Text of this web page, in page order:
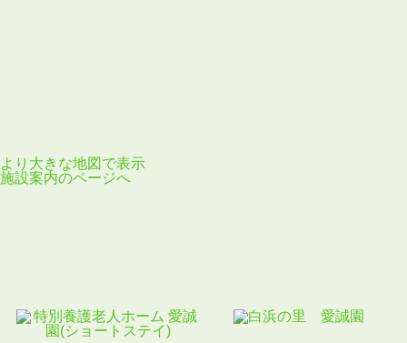
より大きな地図で表示
施設案内のページへ